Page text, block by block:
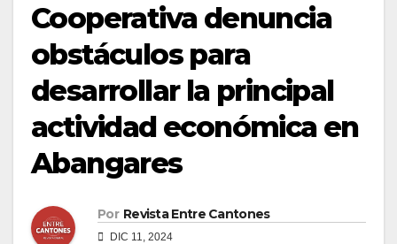
Cooperativa denuncia
obstáculos para
desarrollar la principal
actividad económica en
Abangares
Por Revista Entre Cantones
DIC 11, 2024